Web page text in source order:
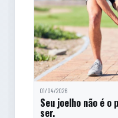
01/04/2026
Seu joelho não é o
ser.